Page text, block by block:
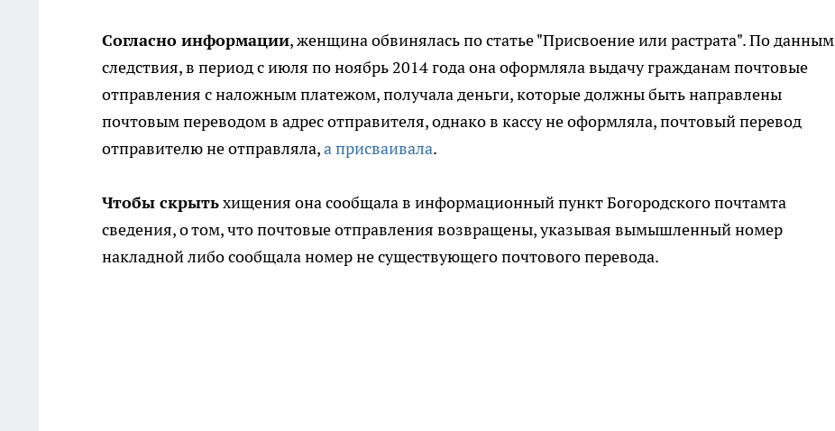
Согласно информации, женщина обвинялась по статье "Присвоение или растрата". По данным
следствия, в период с июля по ноябрь 2014 года она оформляла выдачу гражданам почтовые
отправления с наложным платежом, получала деньги, которые должны быть направлены
почтовым переводом в адрес отправителя, однако в кассу не оформляла, почтовый перевод
отправителю не отправляла,а присваивала.
Чтобы скрытьхищения она сообщала в информационный пункт Богородского почтамта
сведения, о том, что почтовые отправления возвращены, указывая вымышленный номер
накладной либо сообщала номер не существующего почтового перевода.